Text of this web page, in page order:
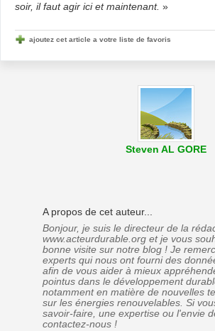
soir, il faut agir ici et maintenant. »
ajoutez cet article a votre liste de favoris
Steven AL GORE
A propos de cet auteur...
Bonjour, je suis le directeur de la
www.acteurdurable.org et je vous
bonne visite sur notre blog ! Je
experts qui nous ont fourni des
afin de vous aider à mieux
pointus dans le développement
notamment en matière de nouvelles
sur les énergies renouvelables. Si
savoir-faire, une expertise ou l'envie
contactez-nous !